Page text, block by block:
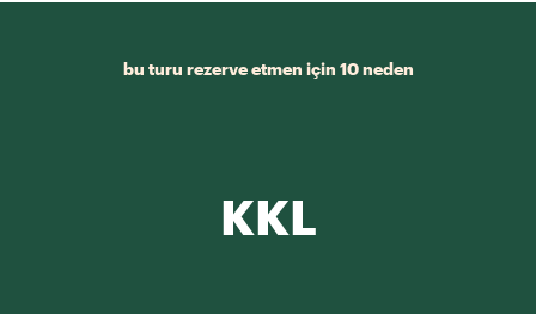
bu turu rezerve etmen için 10 neden
KKL